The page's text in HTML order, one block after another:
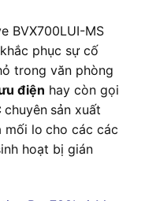
BVX700LUI-MS
phục sự cố
trong văn phòng
điện hay còn gọi
chuyên sản xuất
mối lo cho các các
hoạt bị gián